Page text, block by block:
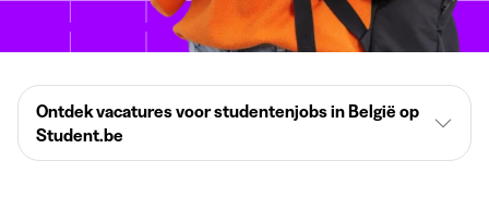
Ontdek vacatures voor studentenjobs in België op
Student.be